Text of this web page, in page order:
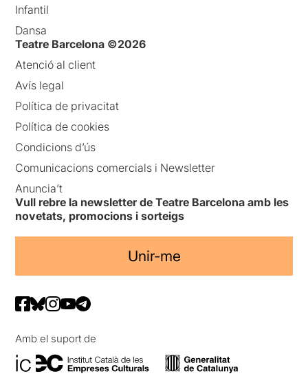
Infantil
Dansa
Teatre Barcelona ©2026
Atenció al client
Avís legal
Política de privacitat
Política de cookies
Condicions d’ús
Comunicacions comercials i Newsletter
Anuncia’t
Vull rebre la newsletter de Teatre Barcelona amb les
novetats, promocions i sorteigs
Unir-me
Amb el suport de